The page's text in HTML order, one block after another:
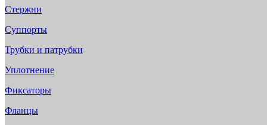
Стержни
Суппорты
Трубки и патрубки
Уплотнение
Фиксаторы
Фланцы